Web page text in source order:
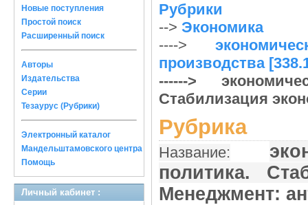
Новые поступления
Простой поиск
Расширенный поиск
Авторы
Издательства
Серии
Тезаурус (Рубрики)
Электронный каталог
Мандельштамовского центра
Помощь
Личный кабинет :
Рубрики
--> Экономика
---->
производства
------>
Стабилизация
Рубрика
Название:
политика.
Менеджмент: